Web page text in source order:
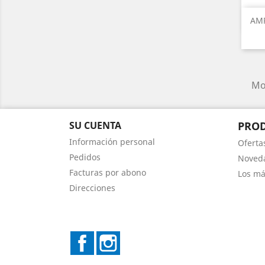
SU CUENTA
Información personal
Pedidos
Facturas por abono
Direcciones
Los
Facebook